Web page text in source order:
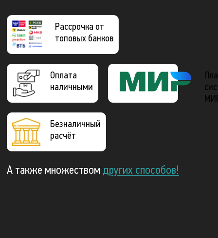
Рассрочка от
топовых банков
Оплата
наличными
Безналичный
расчёт
А также множеством других способов!